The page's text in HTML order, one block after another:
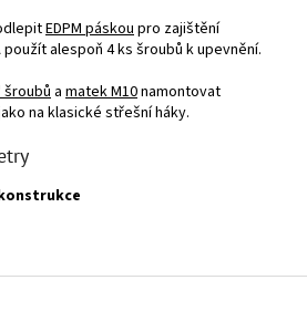
EDPM páskoupro zajištění
alespoň 4 ks šroubů k upevnění.
šroubů a matek M10namontovat
na klasické střešní háky.